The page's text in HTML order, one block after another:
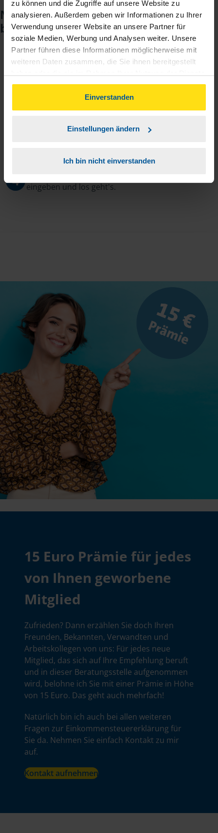
zu können und die Zugriffe auf unsere Website zu
analysieren. Außerdem geben wir Informationen zu Ihrer
Verwendung unserer Website an unsere Partner für
soziale Medien, Werbung und Analysen weiter. Unsere
Partner führen diese Informationen möglicherweise mit
weiteren Daten zusammen, die Sie ihnen bereitgestellt
gesammelt haben. Indem Sie auf Einverstanden klicken,
können Sie der Verwendung von Cookies, gemäß
unserer
Einverstanden
Einstellungen ändern
Ich bin nicht einverstanden
Noch keinen Zugang? So einfach
beantragen Sie ihn.
Sie teilen mir mit, dass Sie MeineVLH nutzen
wollen.
2
Sie bekommen eine E-Mail mit Ihren Zugangsdaten
4
eingeben und los geht's.
15 Euro Prämie für jedes
von Ihnen geworbene
Mitglied
Zufrieden? Dann erzählen Sie doch Ihren
Freunden, Bekannten, Verwandten und
Arbeitskollegen von uns: Für jedes neue
Mitglied, das sich auf Ihre Empfehlung beruft
und in dieser Beratungsstelle aufgenommen
wird, belohne ich Sie mit einer Prämie in Höhe
von 15 Euro. Das geht auch mehrfach!
Natürlich bin ich auch bei allen weiteren
Fragen zur Einkommensteuererklärung für
Sie da. Nehmen Sie einfach Kontakt zu mir
auf.
Kontakt aufnehmen